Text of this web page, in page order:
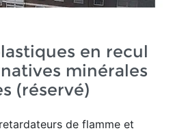
en recul
minérales
(réservé)
de flamme et